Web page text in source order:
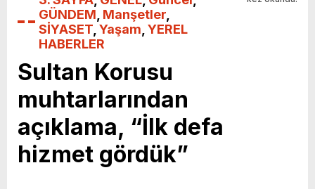
GÜNDEM Manşetler
SİYASET Yaşam YEREL
HABERLER
Sultan Korusu
muhtarlarından
açıklama, “İlk defa
hizmet gördük”